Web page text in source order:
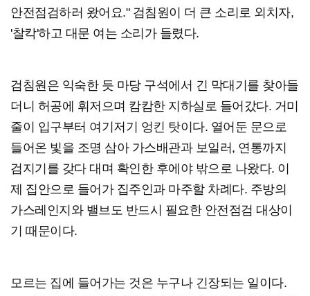
안전점검하러 왔어요." 검침원이 더 큰 소리로 외치자,
'찰칵'하고 대문 여는 소리가 들렸다.
검침원은 익숙한 듯 마당 구석에서 긴 막대기를 찾아들
더니 허공에 휘저으며 캄캄한 지하실로 들어갔다. 거미
줄이 입구부터 여기저기 엉킨 탓이다. 열어둔 문으로
들어온 빛을 조명 삼아 가스배관과 보일러, 연통까지
검지기를 갖다 대며 확인한 후에야 밖으로 나왔다. 이
제 집안으로 들어가 집주인과 마주할 차례다. 주방의
가스레인지와 밸브도 반드시 필요한 안전점검 대상이
기 때문이다.
모르는 집에 들어가는 것은 누구나 긴장되는 일이다.